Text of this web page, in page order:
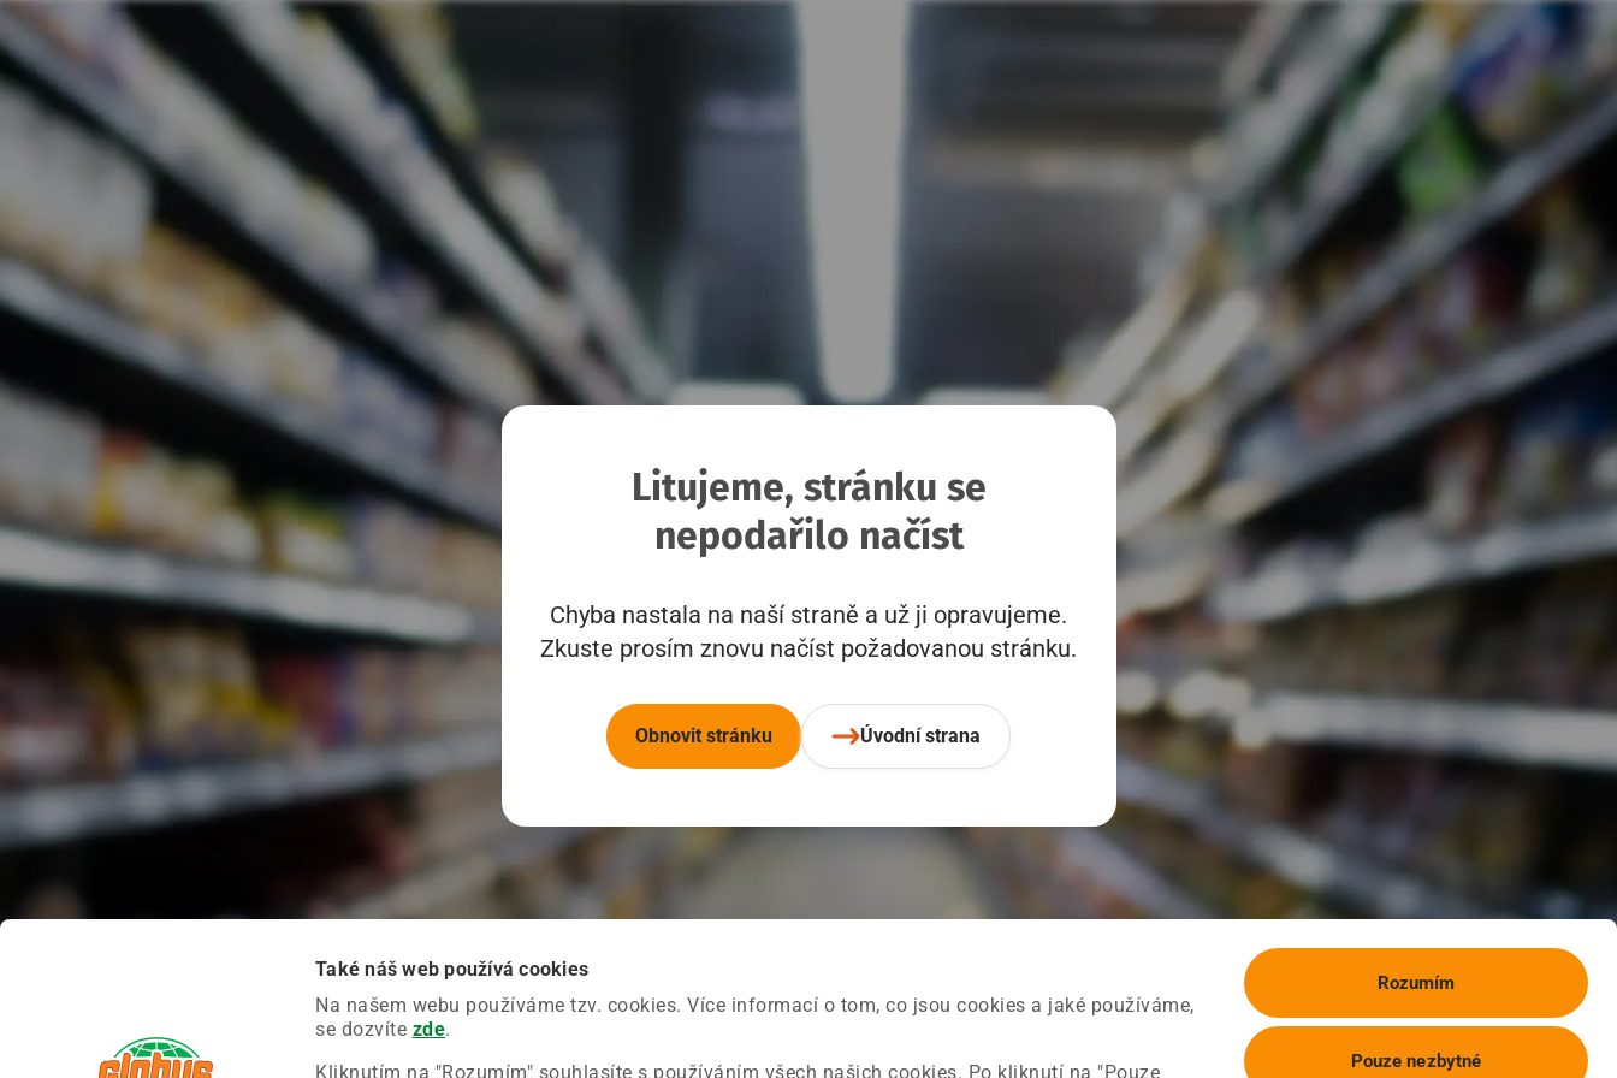
Také náš web používá cookies
Na našem webu používáme tzv. cookies. Více informací o tom, co jsou cookies a jaké používáme,
se dozvíte zde.
Kliknutím na "Rozumím" souhlasíte s používáním všech našich cookies. Po kliknutí na "Pouze
Rozumím
Pouze nezbytné
Litujeme, stránku se
nepodařilo načíst
Chyba nastala na naší straně a už ji opravujeme.
Zkuste prosím znovu načíst požadovanou stránku.
Obnovit stránku Úvodní strana